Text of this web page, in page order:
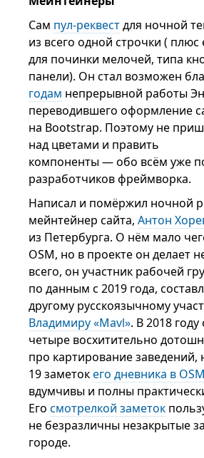
Сам пул-реквестдля ночной
из всего одной строчки (
для починки мелочей, типа
панели). Он стал возможен
годам непрерывной работы
переводившего оформление
на Bootstrap. Поэтому не
над цветами и править
компоненты — обо всём уже
разработчиков фреймворка.
Написал и помёржил ночной
мейнтейнер сайта,Антон
из Петербурга. О нём мало
OSM, но в проекте он делает
всего, он участник рабочей
по данным с 2019 года,
другому русскоязычному
Владимиру «Mavl». В 2018
четыре восхитительно
про картирование заведений,
19 заметокего дневника в OSM
вдумчивы и полны
Егосмотрелкой заметок
не безразличны незакрытые
городе.